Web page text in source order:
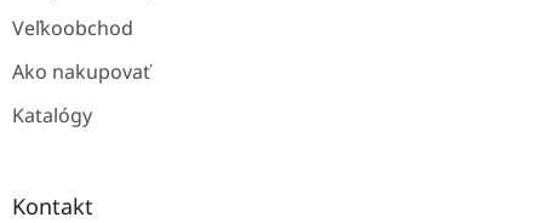
Veľkoobchod
Ako nakupovať
Katalógy
Kontakt